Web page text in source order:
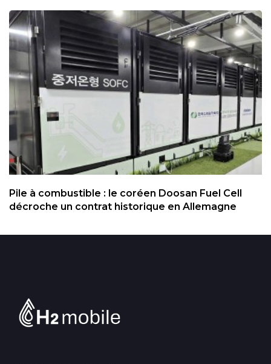
Pile à combustible : le coréen Doosan Fuel Cell
décroche un contrat historique en Allemagne